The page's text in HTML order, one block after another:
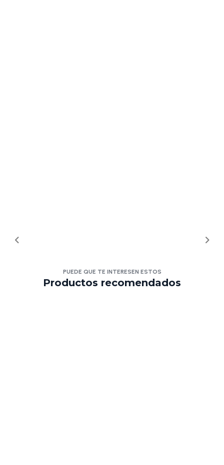
PUEDE QUE TE INTERESEN ESTOS
Productos recomendados